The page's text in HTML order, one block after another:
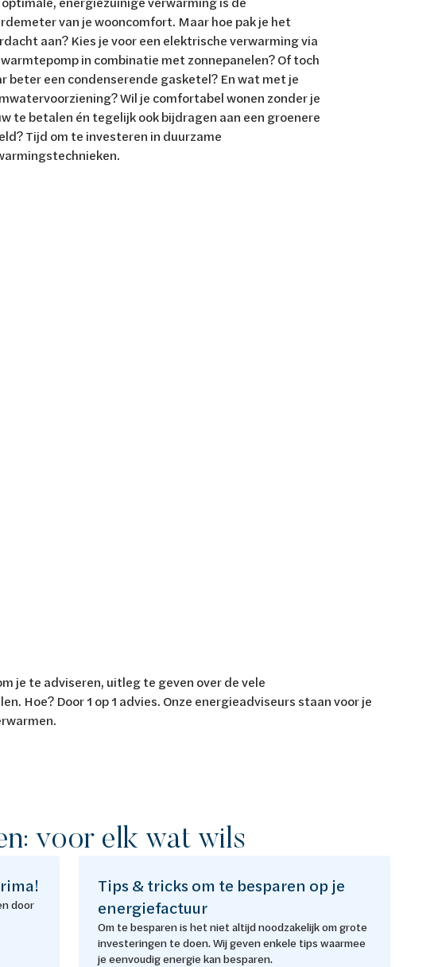
van je wooncomfort. Maar hoe pak je het
aan? Kies je voor een elektrische verwarming via
in combinatie met zonnepanelen? Of toch
beter een condenserende gasketel? En wat met je
Wil je comfortabel wonen zonder je
te betalen én tegelijk ook bijdragen aan een groenere
Tijd om te investeren in duurzame
je te adviseren, uitleg te geven over de vele
Hoe? Door 1 op 1 advies. Onze energieadviseurs staan voor je
voor elk wat wils
door
Tips & tricks om te besparen op je
energiefactuur
Om te besparen is het niet altijd noodzakelijk om grote
investeringen te doen. Wij geven enkele tips waarmee
je eenvoudig energie kan besparen.